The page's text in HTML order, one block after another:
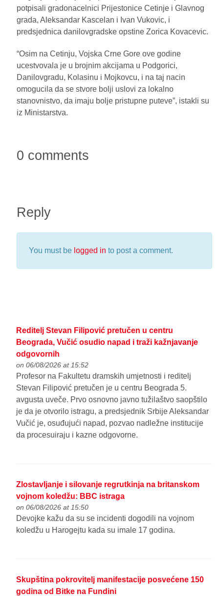
potpisali gradonacelnici Prijestonice Cetinje i Glavnog
grada, Aleksandar Kascelan i Ivan Vukovic, i
predsjednica danilovgradske opstine Zorica Kovacevic.
“Osim na Cetinju, Vojska Crne Gore ove godine
ucestvovala je u brojnim akcijama u Podgorici,
Danilovgradu, Kolasinu i Mojkovcu, i na taj nacin
omogucila da se stvore bolji uslovi za lokalno
stanovnistvo, da imaju bolje pristupne puteve”, istakli su
iz Ministarstva.
0 comments
Reply
You must be logged in to post a comment.
Reditelj Stevan Filipović pretučen u centru
Beograda, Vučić osudio napad i traži kažnjavanje
odgovornih
on 06/08/2026 at 15:52
Profesor na Fakultetu dramskih umjetnosti i reditelj
Stevan Filipović pretučen je u centru Beograda 5.
avgusta uveče. Prvo osnovno javno tužilaštvo saopštilo
je da je otvorilo istragu, a predsjednik Srbije Aleksandar
Vučić je, osuđujući napad, pozvao nadležne institucije
da procesuiraju i kazne odgovorne.
Zlostavljanje i silovanje regrutkinja na britanskom
vojnom koledžu: BBC istraga
on 06/08/2026 at 15:50
Devojke kažu da su se incidenti dogodili na vojnom
koledžu u Harogejtu kada su imale 17 godina.
Skupština pokrovitelj manifestacije posvećene 150
godina od Bitke na Fundini